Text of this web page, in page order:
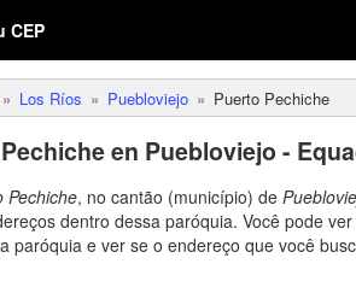
CEP
Los Ríos Puebloviejo Puerto Pechiche
en Puebloviejo -
Pechiche, no cantão (município) de
dentro dessa paróquia. Você pode
paróquia e ver se o endereço que você